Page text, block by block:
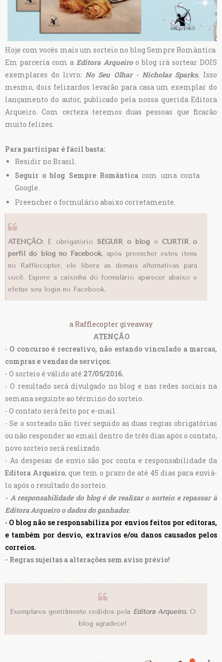
Hoje com vocês mais um sorteio no blog Sempre Romântica.
Em parceria com a Editora Arqueiroo blog irá sortear DOIS
exemplares do livro: No Seu Olhar - Nicholas Sparks. Isso
mesmo, dois felizardos levarão para casa um exemplar do
lançamento do autor, publicado pela nossa querida Editora
Arqueiro. Com certeza teremos duas pessoas que ficarão
muito felizes.
Para participar é fácil basta:
Residir no Brasil.
Seguir o blog Sempre Românticacom uma conta
Google.
Preencher o formulário abaixo corretamente.
ATENÇÃO: É obrigatório SEGUIR o blog e CURTIR o
perfil do blog no Facebook, após preencher estes itens
no Rafflecopter, ele libera as demais alternativas para
você. Espere a caixinha do formulário aparecer abaixo e
efetue seu login no Facebook.
a Rafflecopter giveaway
ATENÇÃO
- O concurso é recreativo, não estando vinculado a marcas,
compras e vendas de serviços.
- O sorteio é válido até 27/05/2016.
- O resultado será divulgado no blog e nas redes sociais na
semana seguinte ao término do sorteio.
- O contato será feito por e-mail.
- Se o sorteado não tiver seguido as duas regras obrigatórias
ou não responder ao email dentro de três dias após o contato,
novo sorteio será realizado.
- As despesas de envio são por conta e responsabilidade da
Editora Arqueiro, que tem o prazo de até 45 dias para enviá-
lo após o resultado do sorteio.
- A responsabilidade do blog é de realizar o sorteio e repassar à
Editora Arqueiro o dados do ganhador.
- O blog não se responsabiliza por envios feitos por editoras,
e também por desvio, extravios e/ou danoscausados pelos
correios.
- Regras sujeitas a alterações sem aviso prévio!
Exemplares gentilmente cedidos pela Editora Arqueiro. O
blog agradece!